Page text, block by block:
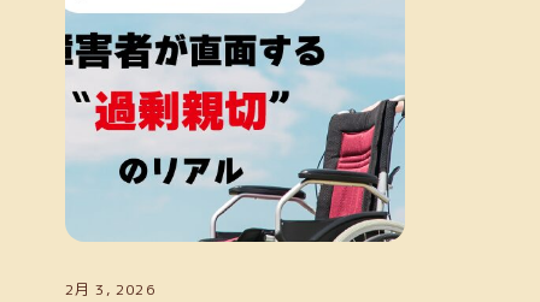
お知らせ
2月 3, 2026